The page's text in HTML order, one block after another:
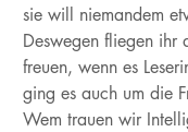
sie will niemandem
Deswegen fliegen ihr
freuen, wenn es
ging es auch um die
Wem trauen wir